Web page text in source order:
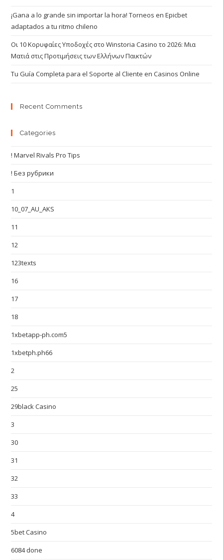
¡Gana a lo grande sin importar la hora! Torneos en Epicbet
adaptados a tu ritmo chileno
Οι 10 Κορυφαίες Υποδοχές στο Winstoria Casino το 2026: Μια
Ματιά στις Προτιμήσεις των Ελλήνων Παικτών
Tu Guía Completa para el Soporte al Cliente en Casinos Online
Recent Comments
Categories
! Marvel Rivals Pro Tips
! Без рубрики
1
10_07_AU_AKS
11
12
123texts
16
17
18
1xbetapp-ph.com5
1xbetph.ph66
2
25
29black Casino
3
30
31
32
33
4
5bet Casino
6084 done